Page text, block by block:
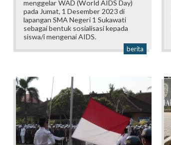
menggelar WAD (World AIDS Day)
pada Jumat, 1 Desember 2023 di
lapangan SMA Negeri 1 Sukawati
sebagai bentuk sosialisasi kepada
siswa/i mengenai AIDS.
berita